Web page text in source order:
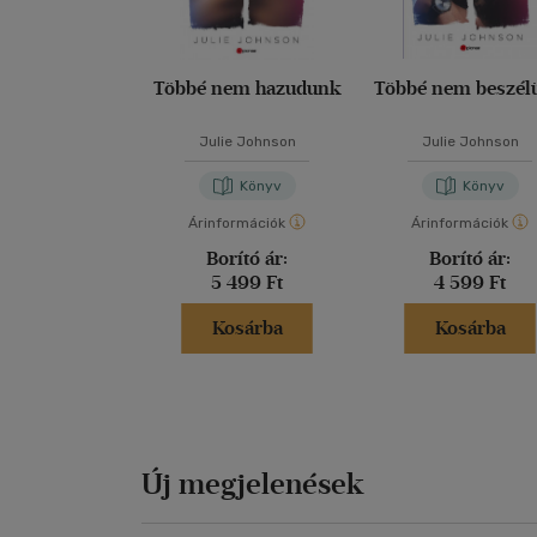
Többé nem hazudunk
Julie Johnson
Könyv
Árinformációk
Borító ár:
5 499 Ft
Kosárba
Többé nem
Julie Johnson
Könyv
Árinformációk
Borító ár:
4 599 Ft
Kosárba
Új megjelenések